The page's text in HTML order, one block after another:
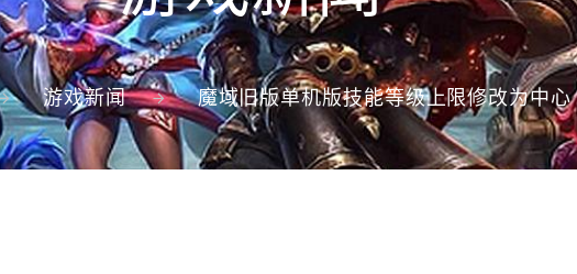
游戏新闻 魔域旧版单机版技能等级上限修改为中心